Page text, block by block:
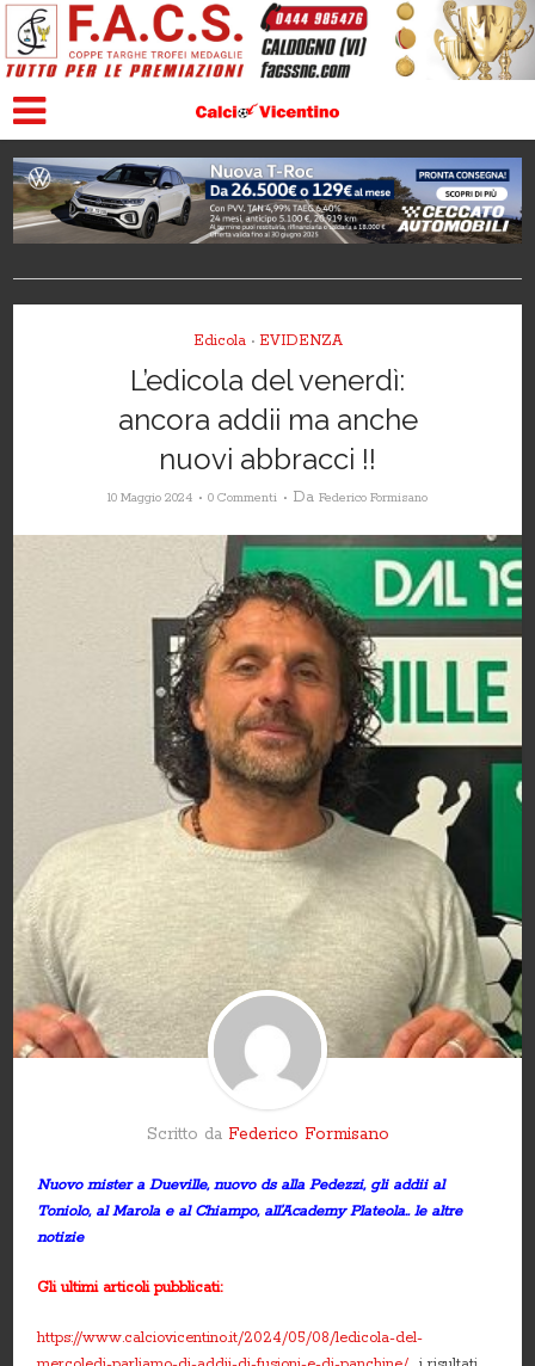
Edicola • EVIDENZA
L’edicola del venerdì:
ancora addii ma anche
nuovi abbracci !!
10 Maggio 2024 0 Commenti Da Federico Formisano
Scritto da Federico Formisano
Nuovo mister a Dueville, nuovo ds alla Pedezzi, gli addii al
Toniolo, al Marola e al Chiampo, all’Academy Plateola.. le altre
notizie
Gli ultimi articoli pubblicati:
https://www.calciovicentino.it/2024/05/08/ledicola-del-